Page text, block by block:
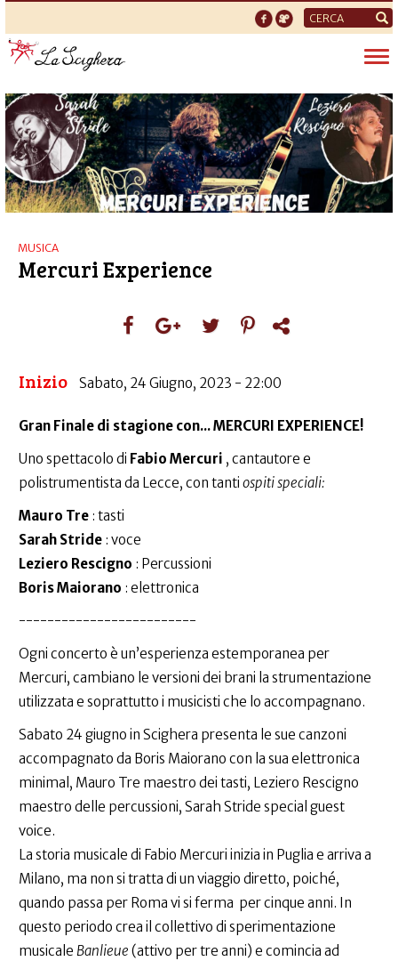
Form
di
ricerca
MUSICA
Mercuri Experience
Inizio Sabato, 24 Giugno, 2023 - 22:00
Gran Finale di stagione con... MERCURI EXPERIENCE!
Uno spettacolo di Fabio Mercuri , cantautore e
polistrumentista da Lecce, con tanti ospiti speciali:
Mauro Tre : tasti
Sarah Stride : voce
Leziero Rescigno : Percussioni
Boris Maiorano : elettronica
-------------------------
Ogni concerto è un’esperienza estemporanea per
Mercuri, cambiano le versioni dei brani la strumentazione
utilizzata e soprattutto i musicisti che lo accompagnano.
Sabato 24 giugno in Scighera presenta le sue canzoni
accompagnato da Boris Maiorano con la sua elettronica
minimal, Mauro Tre maestro dei tasti, Leziero Rescigno
maestro delle percussioni, Sarah Stride special guest
voice.
La storia musicale di Fabio Mercuri inizia in Puglia e arriva a
Milano, ma non si tratta di un viaggio diretto, poiché,
quando passa per Roma vi si ferma per cinque anni. In
questo periodo crea il collettivo di sperimentazione
musicale Banlieue (attivo per tre anni) e comincia ad